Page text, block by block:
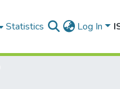
Statistics Log In